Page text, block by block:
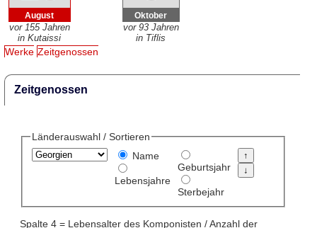
August
vor 155 Jahren
in Kutaissi
Oktober
vor 93 Jahren
in Tiflis
Werke Zeitgenossen
Zeitgenossen
Länderauswahl / Sortieren
Name
Lebensjahre
Geburtsjahr
Sterbejahr
Spalte 4 = Lebensalter des Komponisten / Anzahl der